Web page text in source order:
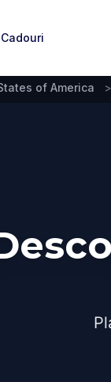
Cadouri
of America >